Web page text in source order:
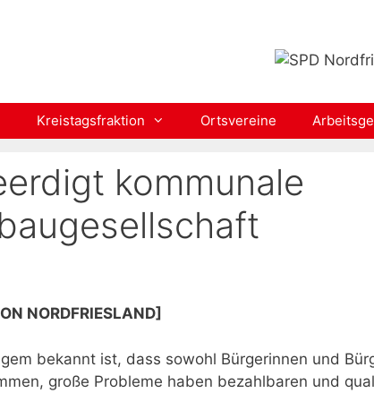
Kreistagsfraktion Ortsvereine
kommunale
NORDFRIESLAND]
bekannt ist, dass sowohl Bürgerinnen und
große Probleme haben bezahlbaren und